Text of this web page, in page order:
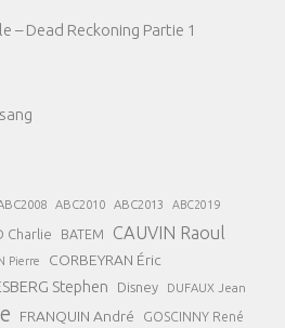
– Dead Reckoning Partie 1
ABC2010 ABC2013 ABC2019
Charlie BATEM CAUVIN Raoul
Pierre CORBEYRAN Éric
Stephen Disney DUFAUX Jean
FRANQUIN André GOSCINNY René